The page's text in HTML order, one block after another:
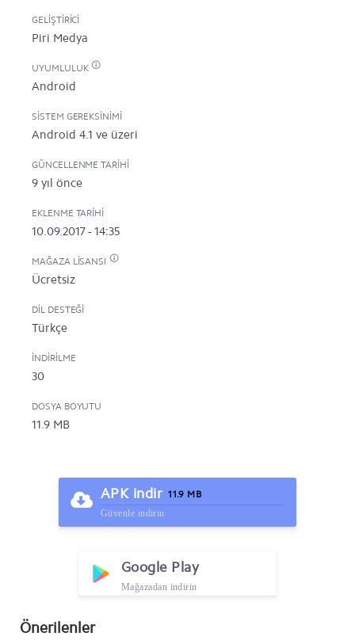
GELIŞTIRICI
Piri Medya
UYUMLULUK
Android
SISTEM GEREKSINIMI
Android 4.1 ve üzeri
GÜNCELLENME TARIHI
9 yıl önce
EKLENME TARIHI
10.09.2017 - 14:35
MAĞAZA LISANSI
Ücretsiz
DIL DESTEĞI
Türkçe
İNDIRILME
30
DOSYA BOYUTU
11.9 MB
APK indir 11.9 MB
Güvenle indirin
Google Play
Mağazadan indirin
Önerilenler